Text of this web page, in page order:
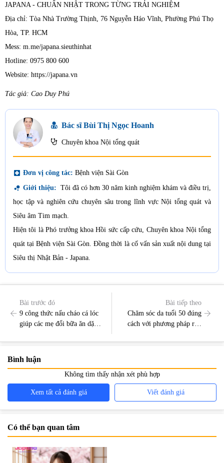
JAPANA - CHUẨN NHẬT TRONG TỪNG TRẢI NGHIỆM
Địa chỉ: Tòa Nhà Trường Thịnh, 76 Nguyễn Háo Vĩnh, Phường Phú Thọ
Hòa, TP. HCM
Mess: m.me/japana.sieuthinhat
Hotline: 0975 800 600
Website: https://japana.vn
Tác giả: Cao Duy Phú
Bác sĩ Bùi Thị Ngọc Hoanh
Chuyên khoa Nội tổng quát
local_hospital Đơn vị công tác: Bệnh viện Sài Gòn
bubble_chart Giới thiệu: Tôi đã có hơn 30 năm kinh nghiệm khám và điều trị,
học tập và nghiên cứu chuyên sâu trong lĩnh vực Nội tổng quát và
Siêu âm Tim mạch.
Hiện tôi là Phó trưởng khoa Hồi sức cấp cứu, Chuyên khoa Nội tổng
quát tại Bệnh viện Sài Gòn. Đồng thời là cố vấn sản xuất nội dung tại
Siêu thị Nhật Bản - Japana.
Bài trước đó
9 công thức nấu cháo cá lóc
giúp các mẹ đổi bữa ăn dặm
Bài tiếp theo
Chăm sóc da tuổi 50 đúng
cách với phương pháp rửa
Bình luận
Không tìm thấy nhận xét phù hợp
Xem tất cả đánh giá Viết đánh giá
Có thể bạn quan tâm